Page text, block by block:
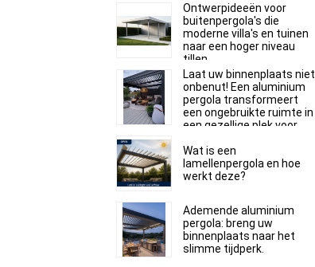
Ontwerpideeën voor
buitenpergola's die
moderne villa's en tuinen
naar een hoger niveau
tillen.
Laat uw binnenplaats niet
onbenut! Een aluminium
pergola transformeert
een ongebruikte ruimte in
een gezellige plek voor
Wat is een
lamellenpergola en hoe
werkt deze?
Ademende aluminium
pergola: breng uw
binnenplaats naar het
slimme tijdperk.